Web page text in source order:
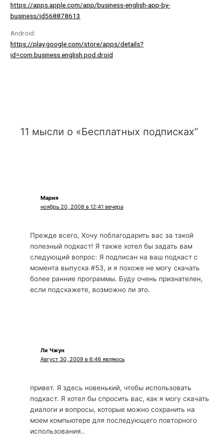
https://apps.apple.com/app/business-english-app-by-
business/id568878613
Android:
https://play.google.com/store/apps/details?
id=com.business.english.pod.droid
11 мысли о «Бесплатных подписках”
Мария
ноябрь 20, 2008 в 12:41 вечера
Прежде всего, Хочу поблагодарить вас за такой
полезный подкаст! Я также хотел бы задать вам
следующий вопрос: Я подписан на ваш подкаст с
момента выпуска #53, и я похоже не могу скачать
более ранние программы. Буду очень признателен,
если подскажете, возможно ли это.
Ли Чжун
Август 30, 2009 в 6:46 являюсь
привет. Я здесь новенький, чтобы использовать
подкаст. Я хотел бы спросить вас, как я могу скачать
диалоги и вопросы, которые можно сохранить на
моем компьютере для последующего повторного
использования..